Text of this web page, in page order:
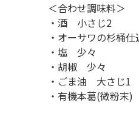
＜合わせ調味料＞
・酒 小さじ2
・オーサワの杉桶
・塩 少々
・胡椒 少々
・ごま油 大さじ1
・有機本葛(微粉末